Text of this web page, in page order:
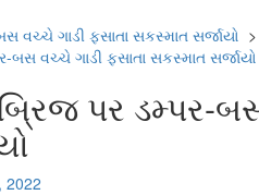
વચ્ચે ગાડી ફસાતા સકસ્માત સર્જાયો >
પર ડમ્પર-
2022